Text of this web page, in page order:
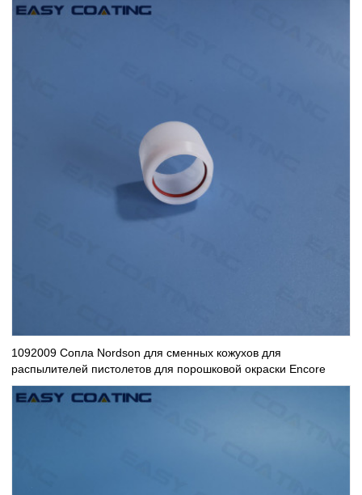
1092009 Сопла Nordson для сменных кожухов для
распылителей пистолетов для порошковой окраски Encore